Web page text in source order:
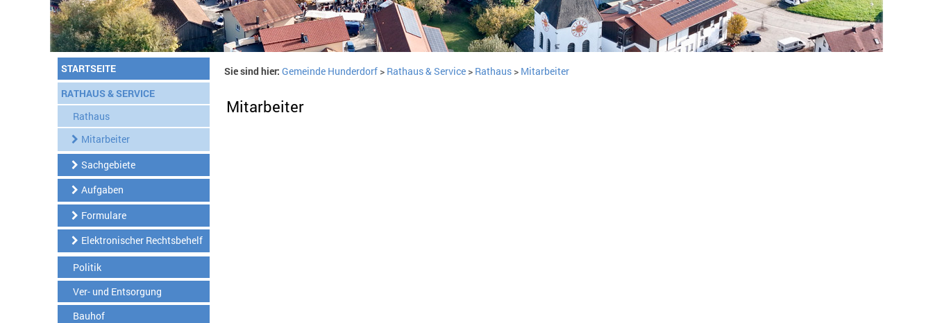
STARTSEITE
RATHAUS & SERVICE
Rathaus
Mitarbeiter
Sachgebiete
Aufgaben
Formulare
Elektronischer Rechtsbehelf
Politik
Ver- und Entsorgung
Bauhof
Sie sind hier: Gemeinde Hunderdorf> Rathaus & Service> Rathaus> Mitarbeiter
Mitarbeiter